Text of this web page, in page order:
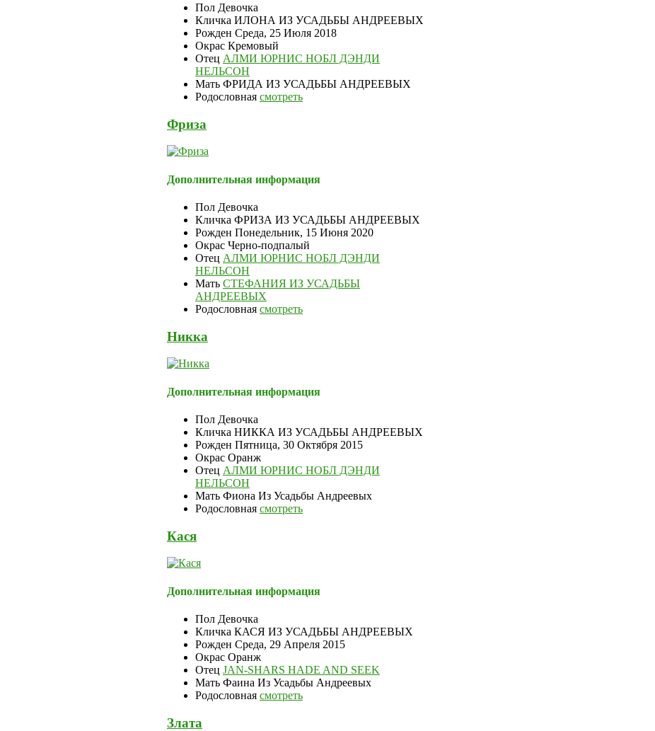
Пол Девочка
Кличка ИЛОНА ИЗ УСАДЬБЫ АНДРЕЕВЫХ
Рожден Среда, 25 Июля 2018
Окрас Кремовый
Отец АЛМИ ЮРНИС НОБЛ ДЭНДИ
НЕЛЬСОН
Мать ФРИДА ИЗ УСАДЬБЫ АНДРЕЕВЫХ
Родословная смотреть
Фриза
Дополнительная информация
Пол Девочка
Кличка ФРИЗА ИЗ УСАДЬБЫ АНДРЕЕВЫХ
Рожден Понедельник, 15 Июня 2020
Окрас Черно-подпалый
Отец АЛМИ ЮРНИС НОБЛ ДЭНДИ
НЕЛЬСОН
Мать СТЕФАНИЯ ИЗ УСАДЬБЫ
АНДРЕЕВЫХ
Родословная смотреть
Никка
Дополнительная информация
Пол Девочка
Кличка НИККА ИЗ УСАДЬБЫ АНДРЕЕВЫХ
Рожден Пятница, 30 Октября 2015
Окрас Оранж
Отец АЛМИ ЮРНИС НОБЛ ДЭНДИ
НЕЛЬСОН
Мать Фиона Из Усадьбы Андреевых
Родословная смотреть
Кася
Дополнительная информация
Пол Девочка
Кличка КАСЯ ИЗ УСАДЬБЫ АНДРЕЕВЫХ
Рожден Среда, 29 Апреля 2015
Окрас Оранж
Отец JAN-SHARS HADE AND SEEK
Мать Фаина Из Усадьбы Андреевых
Родословная смотреть
Злата